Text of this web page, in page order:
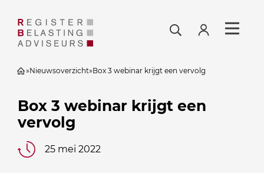
»Nieuwsoverzicht»Box 3 webinar krijgt een vervolg
Box 3 webinar krijgt een
vervolg
25 mei 2022